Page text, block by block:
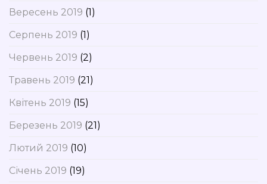
Вересень 2019 (1)
Серпень 2019 (1)
Червень 2019 (2)
Травень 2019 (21)
Квітень 2019 (15)
Березень 2019 (21)
Лютий 2019 (10)
Січень 2019 (19)